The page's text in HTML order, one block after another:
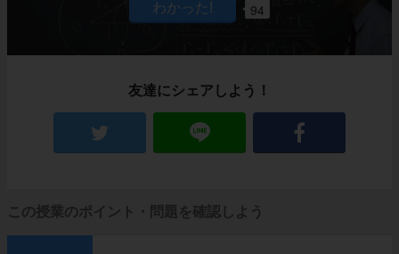
94
友達にシェアしよう！
この授業のポイント・問題を確認しよう